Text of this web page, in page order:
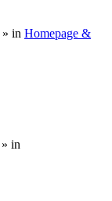
» in Homepage &
» in